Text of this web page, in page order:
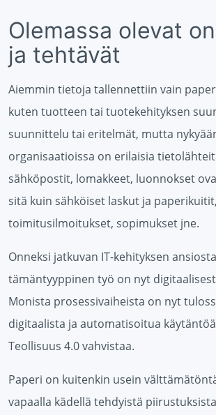
Olemassa olevat
ja tehtävät
Aiemmin tietoja tallennettiin vain
kuten tuotteen tai tuotekehityksen
suunnittelu tai eritelmät, mutta
organisaatioissa on erilaisia
sähköpostit, lomakkeet, luonnokset
sitä kuin sähköiset laskut ja
toimitusilmoitukset, sopimukset jne.
Onneksi jatkuvan IT-kehityksen ansiosta
tämäntyyppinen työ on nyt
Monista prosessivaiheista on nyt
digitaalista ja automatisoitua
Teollisuus 4.0 vahvistaa.
Paperi on kuitenkin usein
vapaalla kädellä tehdyistä